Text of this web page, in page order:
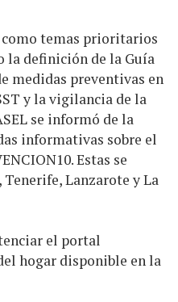
como temas prioritarios
la definición de la Guía
medidas preventivas en
y la vigilancia de la
se informó de la
informativas sobre el
Estas se
Tenerife, Lanzarote y La
el portal
hogar disponible en la